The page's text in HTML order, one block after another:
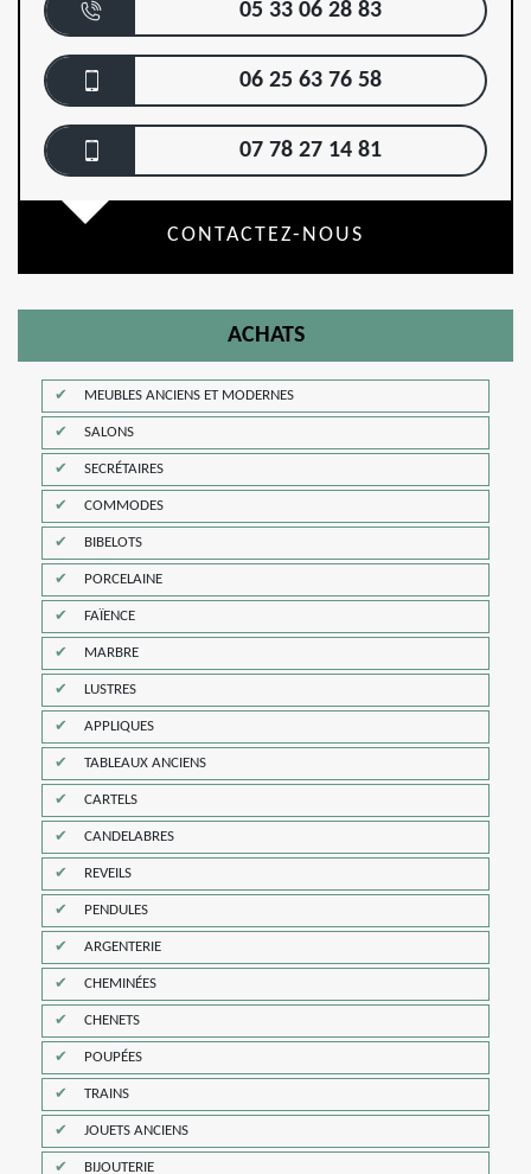
05 33 06 28 83
06 25 63 76 58
07 78 27 14 81
CONTACTEZ-NOUS
ACHATS
MEUBLES ANCIENS ET MODERNES
SALONS
SECRÉTAIRES
COMMODES
BIBELOTS
PORCELAINE
FAÏENCE
MARBRE
LUSTRES
APPLIQUES
TABLEAUX ANCIENS
CARTELS
CANDELABRES
REVEILS
PENDULES
ARGENTERIE
CHEMINÉES
CHENETS
POUPÉES
TRAINS
JOUETS ANCIENS
BIJOUTERIE